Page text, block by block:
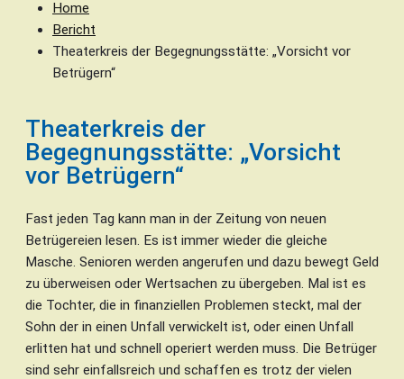
Home
Bericht
Theaterkreis der Begegnungsstätte: „Vorsicht vor
Betrügern“
Theaterkreis der
Begegnungsstätte: „Vorsicht
vor Betrügern“
Fast jeden Tag kann man in der Zeitung von neuen
Betrügereien lesen. Es ist immer wieder die gleiche
Masche. Senioren werden angerufen und dazu bewegt Geld
zu überweisen oder Wertsachen zu übergeben. Mal ist es
die Tochter, die in finanziellen Problemen steckt, mal der
Sohn der in einen Unfall verwickelt ist, oder einen Unfall
erlitten hat und schnell operiert werden muss. Die Betrüger
sind sehr einfallsreich und schaffen es trotz der vielen